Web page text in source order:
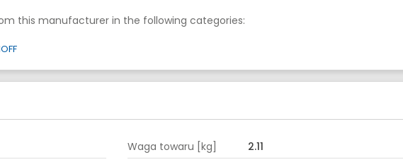
this manufacturer in the following categories:
Waga towaru [kg]
2.11